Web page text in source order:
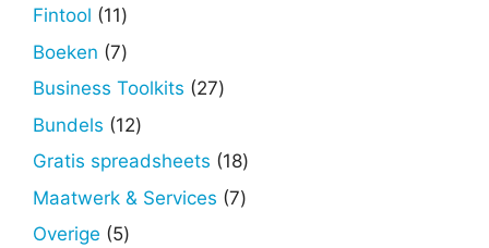
Fintool 1111
producten
Boeken 77
producten
Business Toolkits 2727
Bundels 1212
producten
Gratis spreadsheets 1818
producten
Maatwerk & Services 77
Overige 55